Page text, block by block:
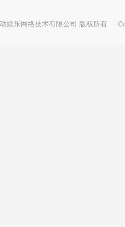
娱乐网络技术有限公司 版权所有